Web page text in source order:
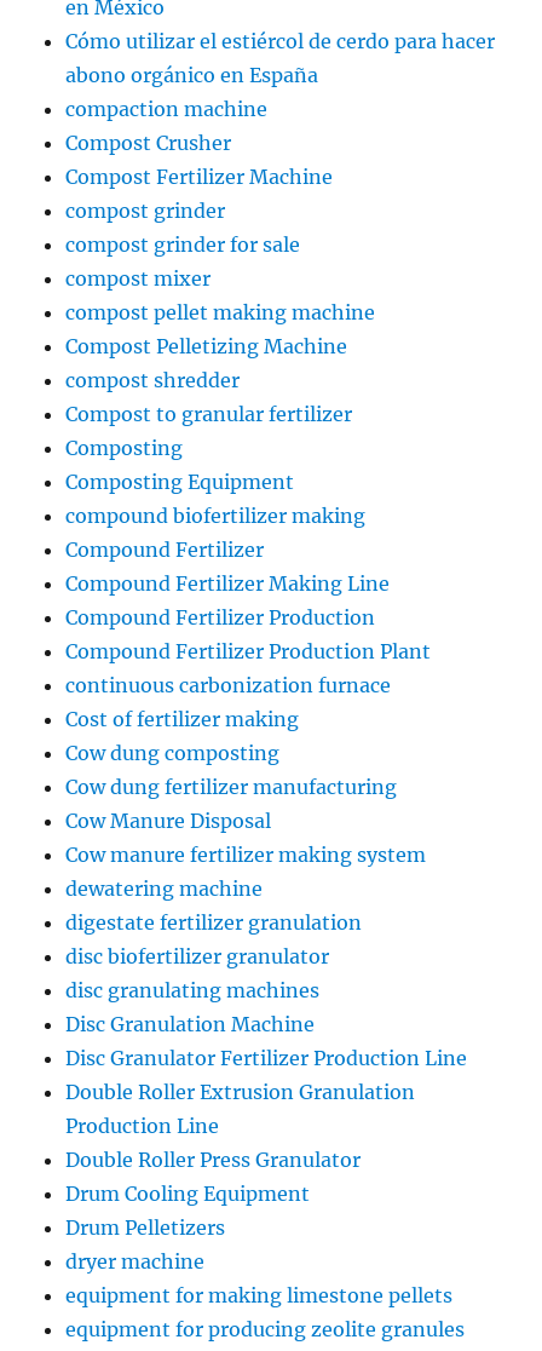
en México
Cómo utilizar el estiércol de cerdo para hacer
abono orgánico en España
compaction machine
Compost Crusher
Compost Fertilizer Machine
compost grinder
compost grinder for sale
compost mixer
compost pellet making machine
Compost Pelletizing Machine
compost shredder
Compost to granular fertilizer
Composting
Composting Equipment
compound biofertilizer making
Compound Fertilizer
Compound Fertilizer Making Line
Compound Fertilizer Production
Compound Fertilizer Production Plant
continuous carbonization furnace
Cost of fertilizer making
Cow dung composting
Cow dung fertilizer manufacturing
Cow Manure Disposal
Cow manure fertilizer making system
dewatering machine
digestate fertilizer granulation
disc biofertilizer granulator
disc granulating machines
Disc Granulation Machine
Disc Granulator Fertilizer Production Line
Double Roller Extrusion Granulation
Production Line
Double Roller Press Granulator
Drum Cooling Equipment
Drum Pelletizers
dryer machine
equipment for making limestone pellets
equipment for producing zeolite granules